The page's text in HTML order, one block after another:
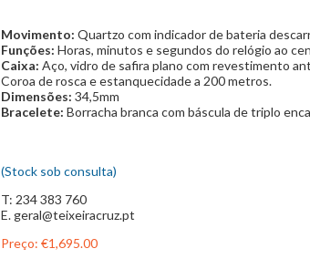
Movimento: Quartzo com indicador de bateria
Funções: Horas, minutos e segundos do relógio ao
Caixa: Aço, vidro de safira plano com revestimento
Coroa de rosca e estanquecidade a 200 metros.
Dimensões: 34,5mm
Bracelete: Borracha branca com báscula de triplo
(Stock sob consulta)
T: 234 383 760
E. geral@teixeiracruz.pt
Preço: €1,695.00